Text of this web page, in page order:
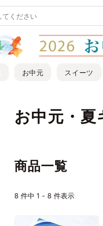
お中元 スイーツ
お中元・夏
商品一覧
8 件中 1 - 8 件表示